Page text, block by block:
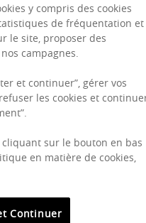
Livraison
vente
Emballage
2025 - 2030
y compris des cookies
de fréquentation et
le site, proposer des
campagnes.
et continuer”, gérer vos
les cookies et
sur le bouton en bas
en matière de cookies,
Continuer